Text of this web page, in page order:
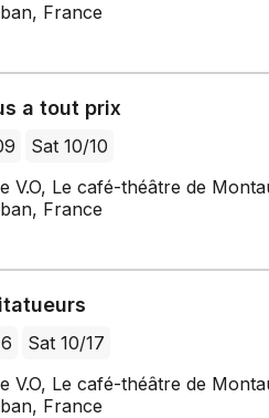
France
a tout prix
Sat 10/10
V.O, Le café-théâtre de
France
Sat 10/17
V.O, Le café-théâtre de
France